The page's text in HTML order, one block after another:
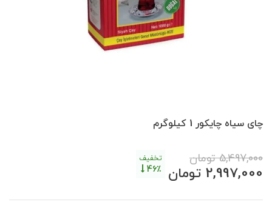
چای سیاه چایکور 1 کیلوگرم
5,497,000 تومان
2,997,000 تومان
تخفیف
46٪